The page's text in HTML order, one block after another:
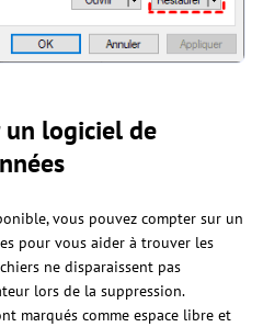
logiciel de
vous pouvez compter sur un
pour vous aider à trouver les
ne disparaissent pas
lors de la suppression.
marqués comme espace libre et